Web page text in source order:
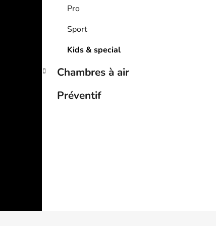
Pro
Sport
Kids & special
Chambres à air
Préventif